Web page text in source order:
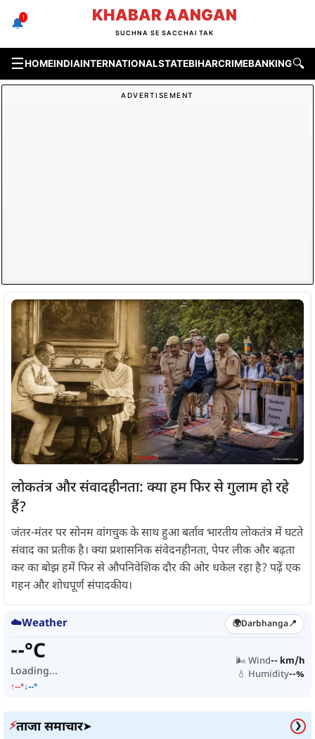
🔔
1 KHABAR AANGAN
SUCHNA SE SACCHAI TAK
☰HOMEINDIAINTERNATIONALSTATEBIHARCRIMEBANKING &🔍
ADVERTISEMENT
लोकतंत्र और संवादहीनता: क्या हम फिर से गुलाम हो रहे
हैं?
जंतर-मंतर पर सोनम वांगचुक के साथ हुआ बर्ताव भारतीय लोकतंत्र में घटते
संवाद का प्रतीक है। क्या प्रशासनिक संवेदनहीनता, पेपर लीक और बढ़ता
कर का बोझ हमें फिर से औपनिवेशिक दौर की ओर धकेल रहा है? पढ़ें एक
गहन और शोधपूर्ण संपादकीय।
☁️Weather 🌍Darbhanga📍
--°C
Loading...
↑--°↓--°
🌬️ Wind-- km/h
💧 Humidity--%
⚡ताजा समाचार➤ ❯